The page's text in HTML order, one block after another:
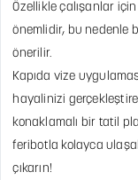
Özellikle çalışanlar için
önemlidir, bu nedenle
önerilir.
Kapıda vize
hayalinizi
konaklamalı bir tatil
feribotla kolayca
çıkarın!